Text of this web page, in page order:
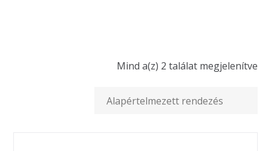
Mind a(z) 2 találat megjelenítve